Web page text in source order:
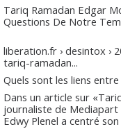
Tariq Ramadan Edgar
Questions De Notre
liberation.fr › desintox ›
tariq-ramadan...
Quels sont les liens
Dans un article sur
journaliste de Mediapart
Edwy Plenel a centré